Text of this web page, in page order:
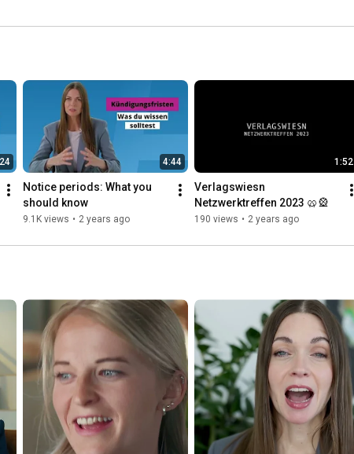
matters. As your personal companion, we use our expertise to
https://www.stellenanzeigen.de/
#stellenanzeigende#it'saboutyou
4:44
Notice periods: What you
should know
9.1K views • 2 years ago
1:52
Verlagswiesn
Netzwerktreffen 2023 🥨🎡
190 views • 2 years ago